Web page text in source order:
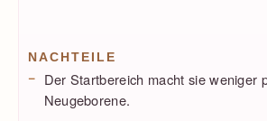
NACHTEILE
Der Startbereich macht sie weniger
Neugeborene.